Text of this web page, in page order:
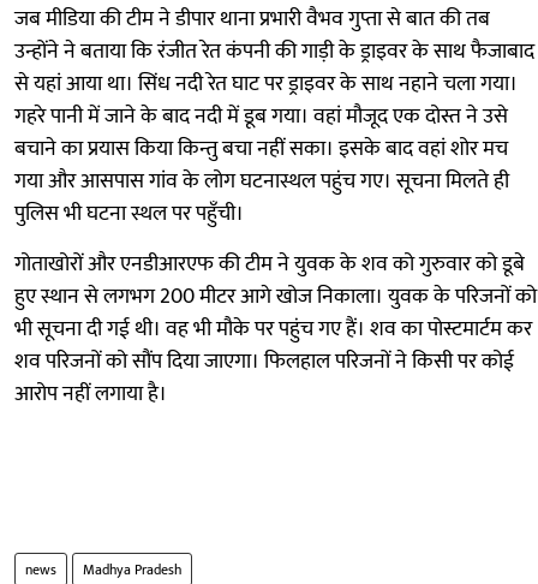
जब मीडिया की टीम ने डीपार थाना प्रभारी वैभव गुप्ता से बात की तब
उन्होंने ने बताया कि रंजीत रेत कंपनी की गाड़ी के ड्राइवर के साथ फैजाबाद
से यहां आया था। सिंध नदी रेत घाट पर ड्राइवर के साथ नहाने चला गया।
गहरे पानी में जाने के बाद नदी में डूब गया। वहां मौजूद एक दोस्त ने उसे
बचाने का प्रयास किया किन्तु बचा नहीं सका। इसके बाद वहां शोर मच
गया और आसपास गांव के लोग घटनास्थल पहुंच गए। सूचना मिलते ही
पुलिस भी घटना स्थल पर पहुँची।
गोताखोरों और एनडीआरएफ की टीम ने युवक के शव को गुरुवार को डूबे
हुए स्थान से लगभग 200 मीटर आगे खोज निकाला। युवक के परिजनों को
भी सूचना दी गई थी। वह भी मौके पर पहुंच गए हैं। शव का पोस्टमार्टम कर
शव परिजनों को सौंप दिया जाएगा। फिलहाल परिजनों ने किसी पर कोई
आरोप नहीं लगाया है।
news Madhya Pradesh